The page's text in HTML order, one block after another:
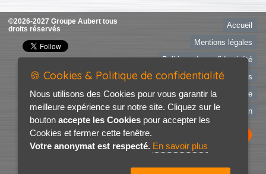
©2026-2027 Groupe Aubert tous
droits réservés
Accueil
Mentions légales
Politique de confidentialité
RDV Essais
Recherche de véhicule
Contact / Plan
🍪 Cookies & Politique de confidentialité
Nous utilisons des Cookies pour vous garantir la
meilleure expérience sur notre site. Cliquez sur le
bouton accepte les Cookies pour accepter les
Cookies et fermer cette fenêtre.
Votre anonymat est respecté. En savoir plus